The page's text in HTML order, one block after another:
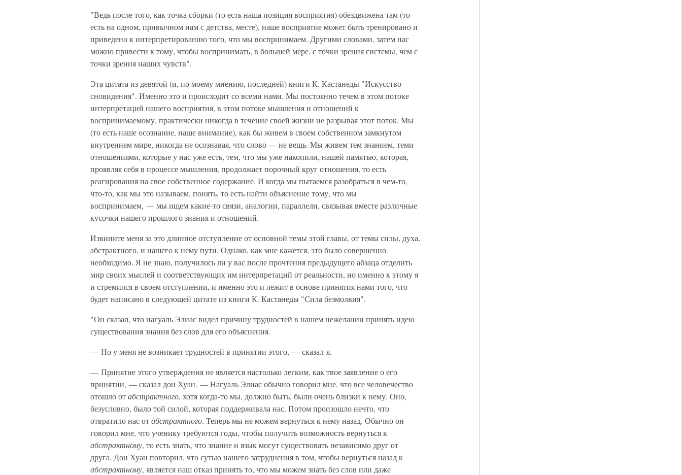
"Ведь после того, как точка сборки (то есть наша позиция восприятия) обездвижена там (то
есть на одном, привычном нам с детства, месте), наше восприятие может быть тренировано и
приведено к интерпретированию того, что мы воспринимаем. Другими словами, затем нас
можно привести к тому, чтобы воспринимать, в большей мере, с точки зрения системы, чем с
точки зрения наших чувств".
Эта цитата из девятой (и, по моему мнению, последней) книги К. Кастанеды "Искусство
сновидения". Именно это и происходит со всеми нами. Мы постоянно течем в этом потоке
интерпретаций нашего восприятия, в этом потоке мышления и отношений к
воспринимаемому, практически никогда в течение своей жизни не разрывая этот поток. Мы
(то есть наше осознание, наше внимание), как бы живем в своем собственном замкнутом
внутреннем мире, никогда не осознавая, что слово — не вещь. Мы живем тем знанием, теми
отношениями, которые у нас уже есть, тем, что мы уже накопили, нашей памятью, которая,
проявляя себя в процессе мышления, продолжает порочный круг отношения, то есть
реагирования на свое собственное содержание. И когда мы пытаемся разобраться в чем-то,
что-то, как мы это называем, понять, то есть найти объяснение тому, что мы
воспринимаем, — мы ищем какие-то связи, аналогии, параллели, связывая вместе различные
кусочки нашего прошлого знания и отношений.
Извините меня за это длинное отступление от основной темы этой главы, от темы силы, духа,
абстрактного, и нашего к нему пути. Однако, как мне кажется, это было совершенно
необходимо. Я не знаю, получилось ли у вас после прочтения предыдущего абзаца отделить
мир своих мыслей и соответствующих им интерпретаций от реальности, но именно к этому я
и стремился в своем отступлении, и именно это и лежит в основе принятия нами того, что
будет написано в следующей цитате из книги К. Кастанеды "Сила безмолвия".
"Он сказал, что нагуаль Элиас видел причину трудностей в нашем нежелании принять идею
существования знания без слов для его объяснения.
— Но у меня не возникает трудностей в принятии этого, — сказал я.
— Принятие этого утверждения не является настолько легким, как твое заявление о его
принятии, — сказал дон Хуан. — Нагуаль Элиас обычно говорил мне, что все человечество
отошло отабстрактного, хотя когда-то мы, должно быть, были очень близки к нему. Оно,
безусловно, было той силой, которая поддерживала нас. Потом произошло нечто, что
отвратило нас отабстрактного. Теперь мы не можем вернуться к нему назад. Обычно он
говорил мне, что ученику требуются годы, чтобы получить возможность вернуться к
абстрактному, то есть знать, что знание и язык могут существовать независимо друг от
друга. Дон Хуан повторил, что сутью нашего затруднения в том, чтобы вернуться назад к
абстрактному, является наш отказ принять то, что мы можем знать без слов или даже